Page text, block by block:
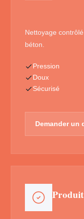
Nettoyage
béton.
Pression
Doux
Sécurisé
Demander un